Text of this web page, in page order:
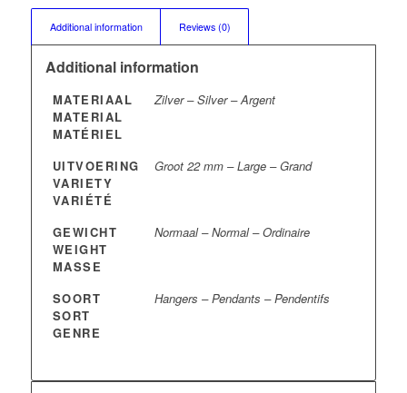
Additional information Reviews (0)
Additional information
MATERIAAL
MATERIAL
MATÉRIEL
Zilver – Silver – Argent
UITVOERING
VARIETY
VARIÉTÉ
Groot 22 mm – Large – Grand
GEWICHT
WEIGHT
MASSE
Normaal – Normal – Ordinaire
SOORT
SORT
GENRE
Hangers – Pendants – Pendentifs